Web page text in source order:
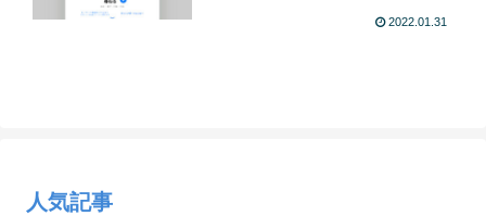
2022.01.31
人気記事